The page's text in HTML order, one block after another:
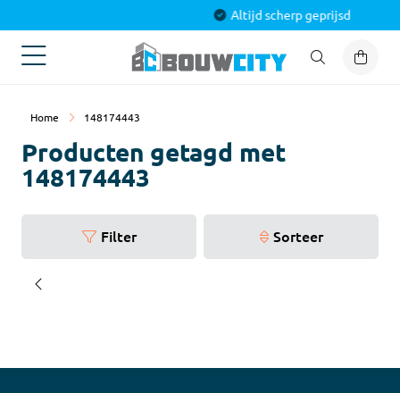
Home 148174443
Producten getagd met
148174443
Filter Sorteer